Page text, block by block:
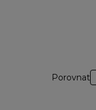
Porovnat